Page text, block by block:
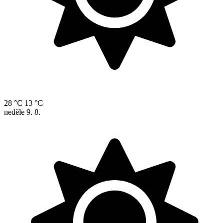
28 °C 13 °C
neděle 9. 8.